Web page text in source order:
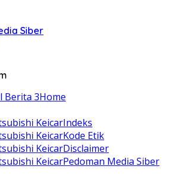
Siber
Home
Indeks
Kode Etik
Disclaimer
Pedoman Media Siber